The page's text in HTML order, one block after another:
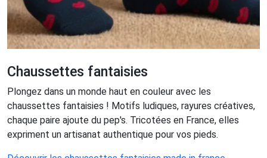
Chaussettes fantaisies
Plongez dans un monde haut en couleur avec les
chaussettes fantaisies ! Motifs ludiques, rayures créatives,
chaque paire ajoute du pep's. Tricotées en France, elles
expriment un artisanat authentique pour vos pieds.